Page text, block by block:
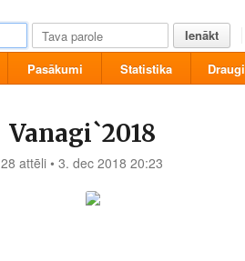
Ienākt
Pasākumi Statistika Draugi
Vanagi`2018
28 attēli • 3. dec 2018 20:23